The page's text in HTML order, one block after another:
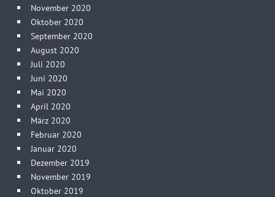
November 2020
Oktober 2020
September 2020
August 2020
Juli 2020
Juni 2020
Mai 2020
April 2020
März 2020
Februar 2020
Januar 2020
Dezember 2019
November 2019
Oktober 2019